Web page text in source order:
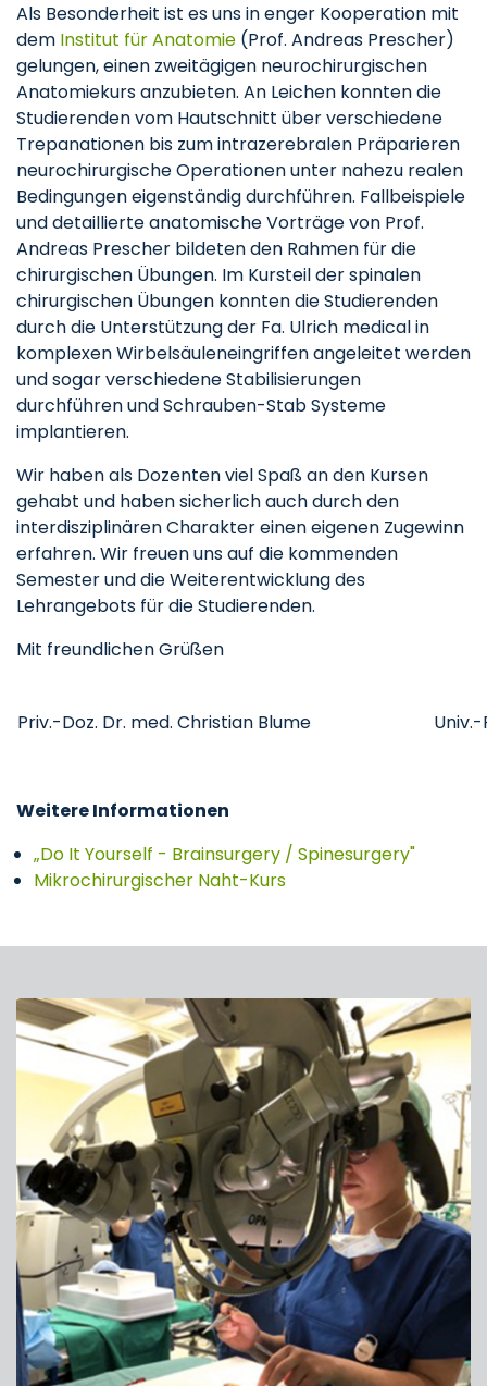
Als Besonderheit ist es uns in enger Kooperation mit
dem Institut für Anatomie (Prof. Andreas Prescher)
gelungen, einen zweitägigen neurochirurgischen
Anatomiekurs anzubieten. An Leichen konnten die
Studierenden vom Hautschnitt über verschiedene
Trepanationen bis zum intrazerebralen Präparieren
neurochirurgische Operationen unter nahezu realen
Bedingungen eigenständig durchführen. Fallbeispiele
und detaillierte anatomische Vorträge von Prof.
Andreas Prescher bildeten den Rahmen für die
chirurgischen Übungen. Im Kursteil der spinalen
chirurgischen Übungen konnten die Studierenden
durch die Unterstützung der Fa. Ulrich medical in
komplexen Wirbelsäuleneingriffen angeleitet werden
und sogar verschiedene Stabilisierungen
durchführen und Schrauben-Stab Systeme
implantieren.
Wir haben als Dozenten viel Spaß an den Kursen
gehabt und haben sicherlich auch durch den
interdisziplinären Charakter einen eigenen Zugewinn
erfahren. Wir freuen uns auf die kommenden
Semester und die Weiterentwicklung des
Lehrangebots für die Studierenden.
Mit freundlichen Grüßen
Priv.-Doz. Dr. med. Christian Blume
Weitere Informationen
„Do It Yourself - Brainsurgery / Spinesurgery"
Mikrochirurgischer Naht-Kurs